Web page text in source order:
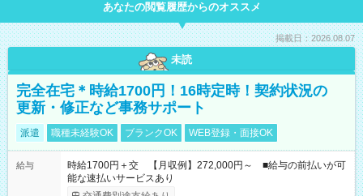
あなたの閲覧履歴からのオススメ
掲載日：2026.08.07
未読
完全在宅＊時給1700円！16時定時！契約状況の
更新・修正など事務サポート
派遣 職種未経験OK ブランクOK WEB登録・面接OK
給与
時給1700円＋交 【月収例】272,000円～ ■給与の前払いが可
能な速払いサービスあり